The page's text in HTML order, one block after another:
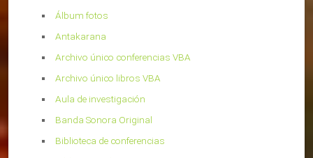
Álbum fotos
Antakarana
Archivo único conferencias VBA
Archivo único libros VBA
Aula de investigación
Banda Sonora Original
Biblioteca de conferencias